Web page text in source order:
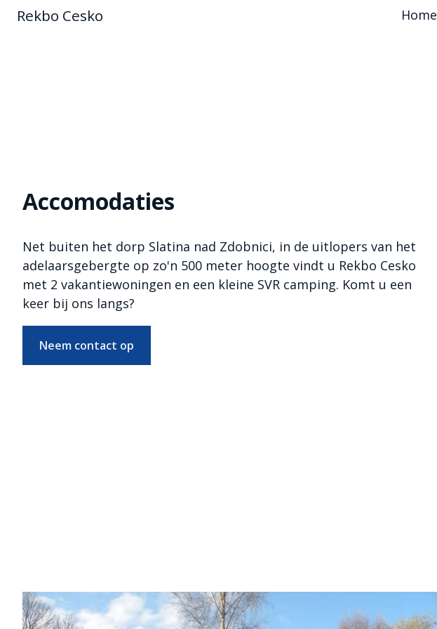
Rekbo Cesko Home
Accomodaties
Net buiten het dorp Slatina nad Zdobnici, in de uitlopers van het
adelaarsgebergte op zo'n 500 meter hoogte vindt u Rekbo Cesko
met 2 vakantiewoningen en een kleine SVR camping. Komt u een
keer bij ons langs?
Neem contact op